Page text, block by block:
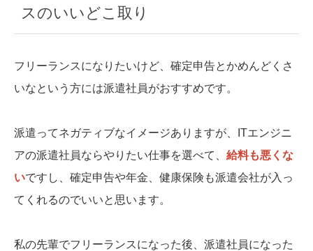
スのいいどこ取り
フリーランスになりたいけど、確定申告とかめんどくさ
いなという方には派遣社員がおすすめです。
派遣ってネガティブなイメージありますが、ITエンジニ
アの派遣社員ならやりたい仕事を選べて、 給料も悪くな
いですし、確定申告や年金、健康保険も派遣会社が入っ
てくれるのでいいと思います。
私の先輩でフリーランスになった後、派遣社員になった